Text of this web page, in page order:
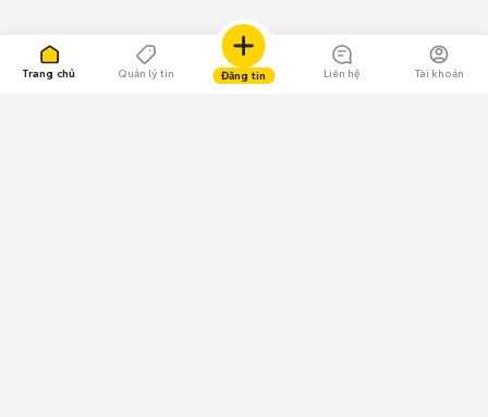
Trang chủ Quản lý tin Đăng tin Liên hệ Tài khoản